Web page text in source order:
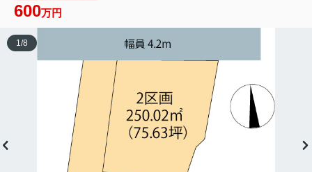
600万円
1 /8